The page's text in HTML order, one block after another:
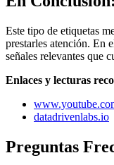
Este tipo de etiquetas
prestarles atención. En
señales relevantes que
Enlaces y lecturas
datadrivenlabs.io
Preguntas